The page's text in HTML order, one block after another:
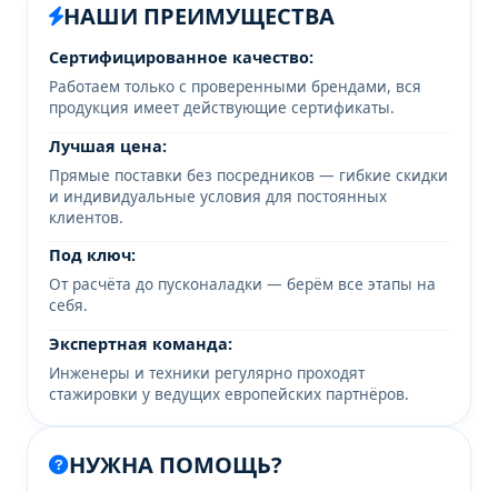
НАШИ ПРЕИМУЩЕСТВА
Сертифицированное качество:
Работаем только с проверенными брендами, вся
продукция имеет действующие сертификаты.
Лучшая цена:
Прямые поставки без посредников — гибкие скидки
и индивидуальные условия для постоянных
клиентов.
Под ключ:
От расчёта до пусконаладки — берём все этапы на
себя.
Экспертная команда:
Инженеры и техники регулярно проходят
стажировки у ведущих европейских партнёров.
НУЖНА ПОМОЩЬ?